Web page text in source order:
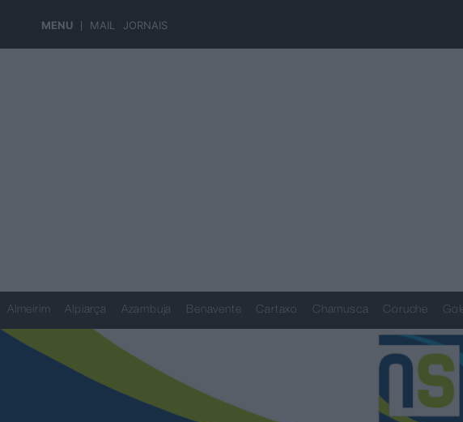
MENU MAIL JORNAIS
Almeirim Alpiarça Azambuja Benavente Cartaxo Chamusca Coruche